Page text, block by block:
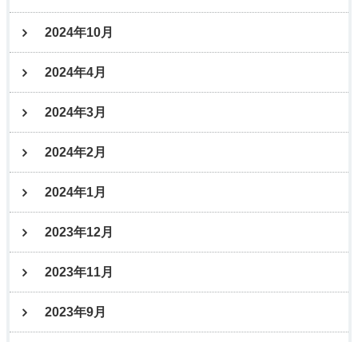
2024年10月
2024年4月
2024年3月
2024年2月
2024年1月
2023年12月
2023年11月
2023年9月